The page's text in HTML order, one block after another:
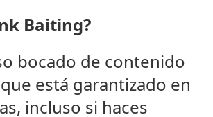
Baiting?
bocado de contenido
está garantizado en
incluso si haces